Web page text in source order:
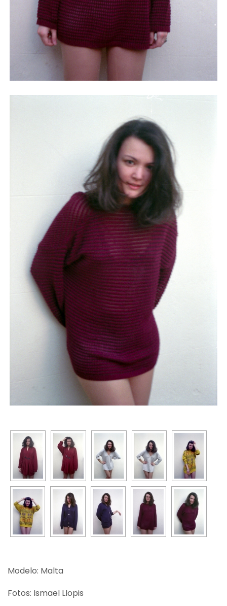
Modelo: Malta
Fotos: Ismael Llopis